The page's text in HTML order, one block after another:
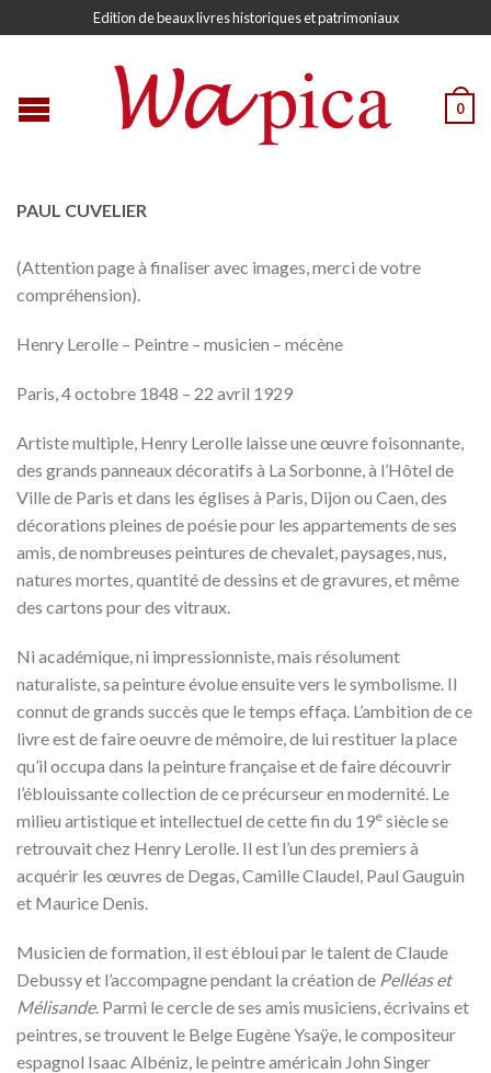
Edition de beaux livres historiques et patrimoniaux
0
PAUL CUVELIER
(Attention page à finaliser avec images, merci de votre
compréhension).
Henry Lerolle – Peintre – musicien – mécène
Paris, 4 octobre 1848 – 22 avril 1929
Artiste multiple, Henry Lerolle laisse une œuvre foisonnante,
des grands panneaux décoratifs à La Sorbonne, à l’Hôtel de
Ville de Paris et dans les églises à Paris, Dijon ou Caen, des
décorations pleines de poésie pour les appartements de ses
amis, de nombreuses peintures de chevalet, paysages, nus,
natures mortes, quantité de dessins et de gravures, et même
des cartons pour des vitraux.
Ni académique, ni impressionniste, mais résolument
naturaliste, sa peinture évolue ensuite vers le symbolisme. Il
connut de grands succès que le temps effaça. L’ambition de ce
livre est de faire oeuvre de mémoire, de lui restituer la place
qu’il occupa dans la peinture française et de faire découvrir
l’éblouissante collection de ce précurseur en modernité. Le
milieu artistique et intellectuel de cette fin du 19e siècle se
retrouvait chez Henry Lerolle. Il est l’un des premiers à
acquérir les œuvres de Degas, Camille Claudel, Paul Gauguin
et Maurice Denis.
Musicien de formation, il est ébloui par le talent de Claude
Debussy et l’accompagne pendant la création de Pelléas et
Mélisande. Parmi le cercle de ses amis musiciens, écrivains et
peintres, se trouvent le Belge Eugène Ysaÿe, le compositeur
espagnol Isaac Albéniz, le peintre américain John Singer